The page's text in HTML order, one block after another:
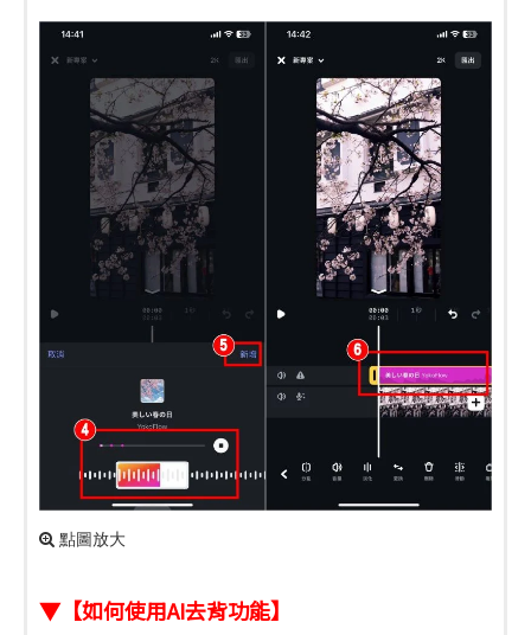
點圖放大
▼【如何使用AI去背功能】